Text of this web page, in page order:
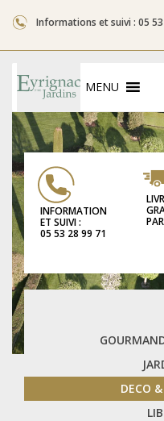
Informations et suivi : 05 53
MENU
INFORMATION
ET SUIVI :
05 53 28 99 71
DECO